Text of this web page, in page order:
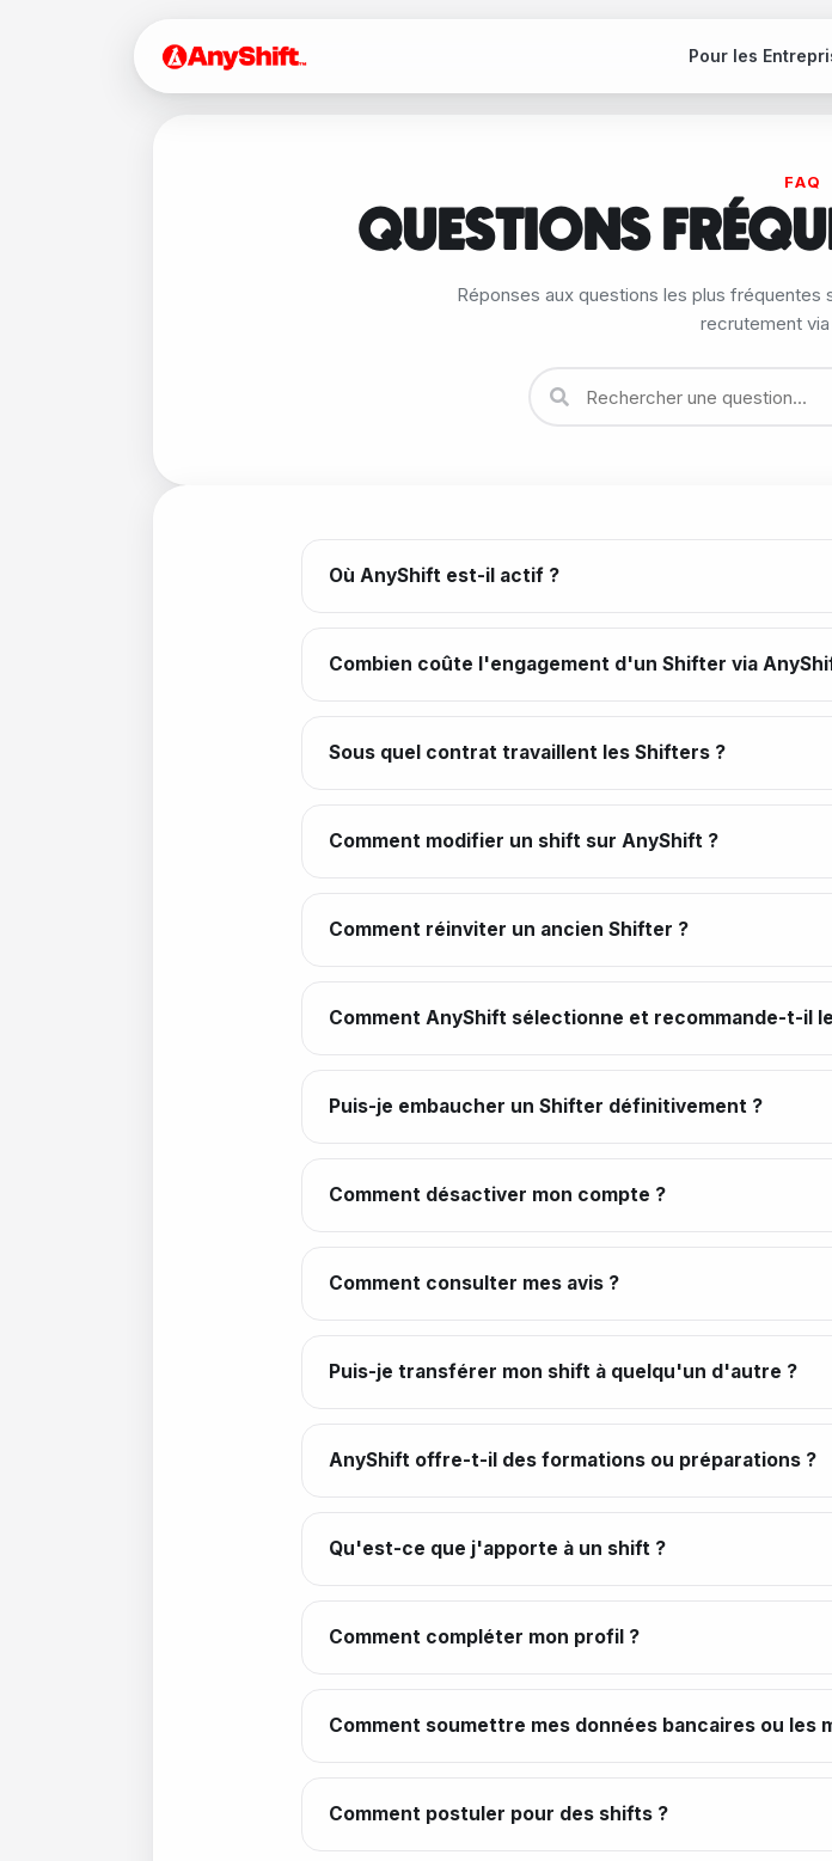
Pour les
FAQ
QUESTIONS
Réponses aux questions les plus
recrutement via
Où AnyShift est-il actif ?
Combien coûte l'engagement d'un Shifter via
Sous quel contrat travaillent les Shifters ?
Comment modifier un shift sur AnyShift ?
Comment réinviter un ancien Shifter ?
Comment AnyShift sélectionne et recommande-t-il
Puis-je embaucher un Shifter définitivement ?
Comment désactiver mon compte ?
Comment consulter mes avis ?
Puis-je transférer mon shift à quelqu'un d'autre ?
AnyShift offre-t-il des formations ou préparations ?
Qu'est-ce que j'apporte à un shift ?
Comment compléter mon profil ?
Comment soumettre mes données bancaires ou les
Comment postuler pour des shifts ?